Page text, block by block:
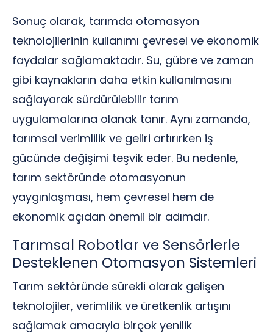
Sonuç olarak, tarımda otomasyon
teknolojilerinin kullanımı çevresel ve ekonomik
faydalar sağlamaktadır. Su, gübre ve zaman
gibi kaynakların daha etkin kullanılmasını
sağlayarak sürdürülebilir tarım
uygulamalarına olanak tanır. Aynı zamanda,
tarımsal verimlilik ve geliri artırırken iş
gücünde değişimi teşvik eder. Bu nedenle,
tarım sektöründe otomasyonun
yaygınlaşması, hem çevresel hem de
ekonomik açıdan önemli bir adımdır.
Tarımsal Robotlar ve Sensörlerle
Desteklenen Otomasyon Sistemleri
Tarım sektöründe sürekli olarak gelişen
teknolojiler, verimlilik ve üretkenlik artışını
sağlamak amacıyla birçok yenilik